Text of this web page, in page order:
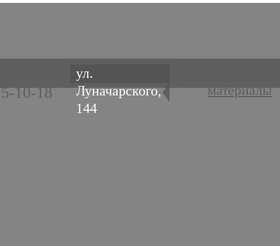
материалы
ул.
Луначарского,
144
10-18